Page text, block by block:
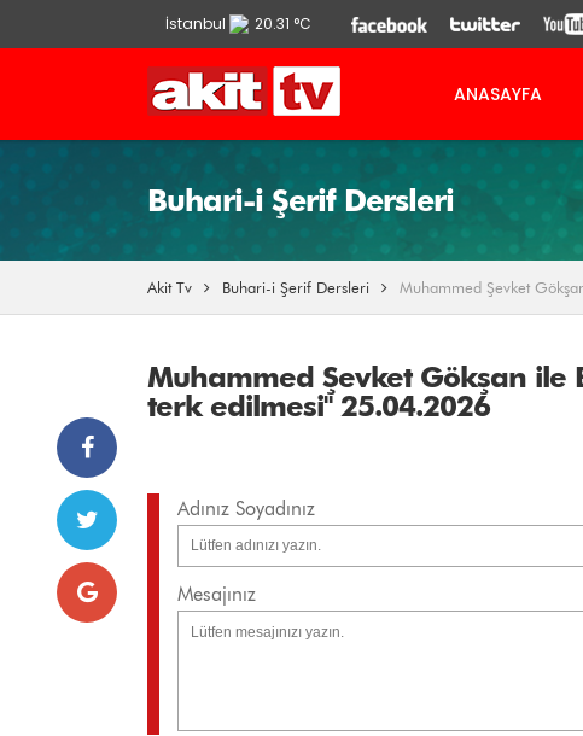
İstanbul 20.31 °C
Ankara 13.9 °C
İzmir 21.86 °C
ANASAYFA
Buhari-i Şerif Dersleri
Akit Tv Buhari-i Şerif Dersleri Muhammed Şevket
Muhammed Şevket Gökşan
terk edilmesi" 25.04.2026
Adınız Soyadınız
Mesajınız